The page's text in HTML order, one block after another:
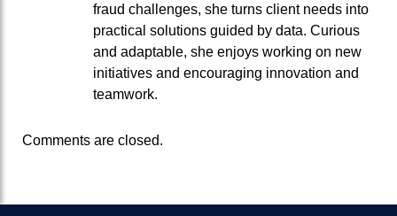
fraud challenges, she turns client needs into
practical solutions guided by data. Curious
and adaptable, she enjoys working on new
initiatives and encouraging innovation and
teamwork.
Comments are closed.